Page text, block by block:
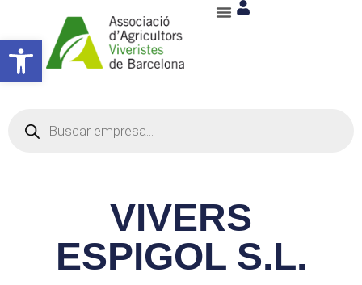
Abrir barra de herramientas
VIVERS
ESPIGOL S.L.